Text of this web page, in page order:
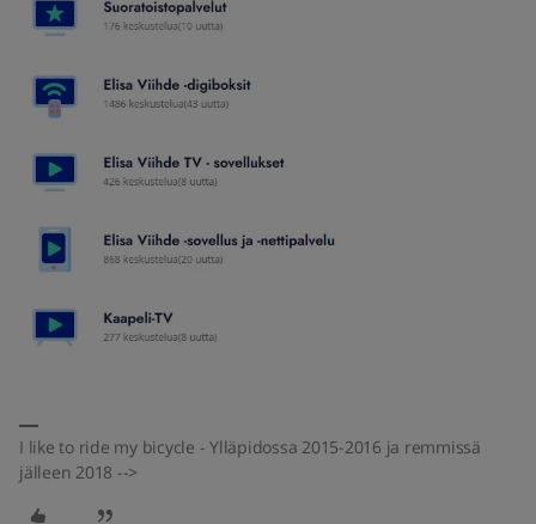
I like to ride my bicycle - Ylläpidossa 2015-2016 ja remmissä
jälleen 2018 -->